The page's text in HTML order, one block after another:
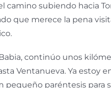
camino subiendo hacia
que merece la pena
continúo unos
Ventanueva. Ya estoy
pequeño paréntesis para